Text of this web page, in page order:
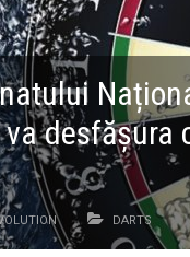
va
DARTS